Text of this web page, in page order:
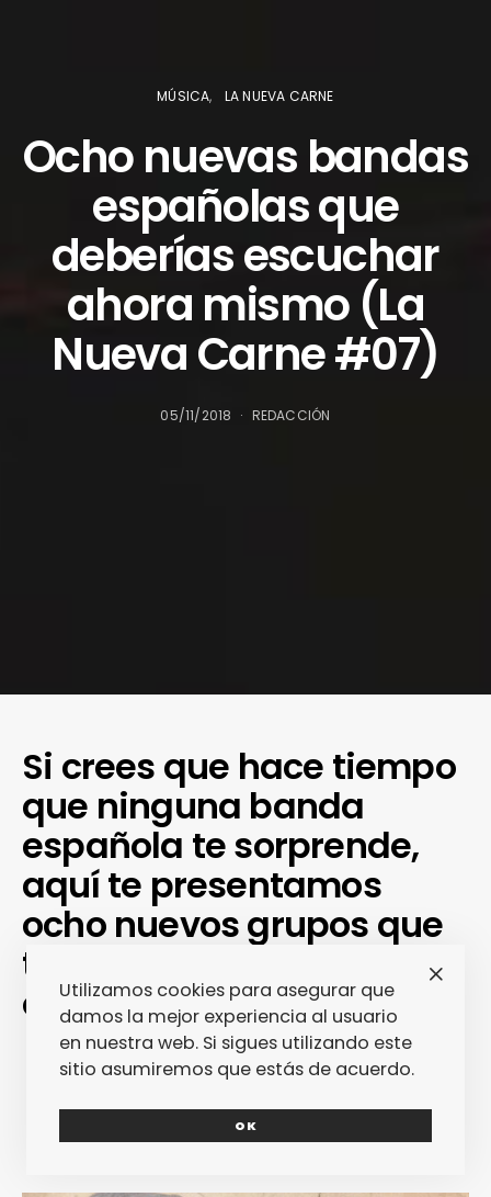
MÚSICA LA NUEVA CARNE
Ocho nuevas bandas
españolas que
deberías escuchar
ahora mismo (La
Nueva Carne #07)
05/11/2018 REDACCIÓN
Si crees que hace tiempo
que ninguna banda
española te sorprende,
aquí te presentamos
ocho nuevos grupos que
te van a dejar con las
orejas bien abiertas.
CORAZÓN CALZCONCILLO
Utilizamos cookies para asegurar que
damos la mejor experiencia al usuario
en nuestra web. Si sigues utilizando este
sitio asumiremos que estás de acuerdo.
OK